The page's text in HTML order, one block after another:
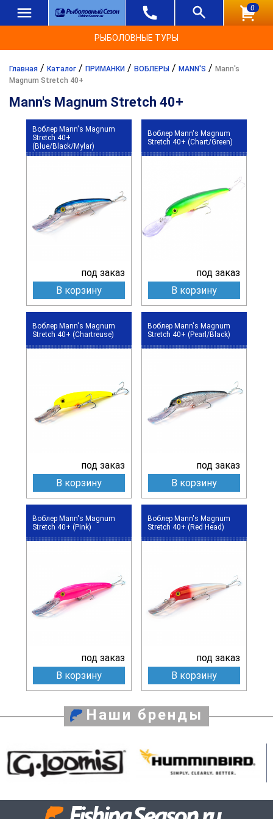
0
РЫБОЛОВНЫЕ ТУРЫ
Главная / Каталог / ПРИМАНКИ / ВОБЛЕРЫ / MANN'S / Mann's
Magnum Stretch 40+
Mann's Magnum Stretch 40+
Воблер Mann's Magnum
Stretch 40+
(Blue/Black/Mylar)
под заказ
В корзину
Воблер Mann's Magnum
Stretch 40+ (Chart/Green)
под заказ
В корзину
Воблер Mann's Magnum
Stretch 40+ (Chartreuse)
под заказ
В корзину
Воблер Mann's Magnum
Stretch 40+ (Pearl/Black)
под заказ
В корзину
Воблер Mann's Magnum
Stretch 40+ (Pink)
под заказ
В корзину
Воблер Mann's Magnum
Stretch 40+ (Red Head)
под заказ
В корзину
Наши бренды